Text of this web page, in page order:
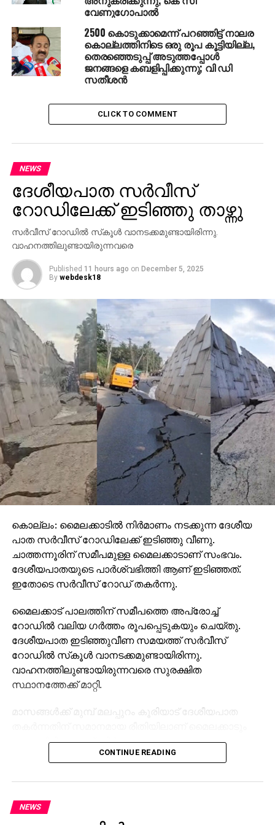
വേണുഗോപാൽ
2500 കൊടുക്കാമെന്ന് പറഞ്ഞിട്ട് നാലര
കൊല്ലത്തിനിടെ ഒരു രൂപ കൂട്ടിയില്ല,
തെരഞ്ഞെടുപ്പ് അടുത്തപ്പോള്‍
ജനങ്ങളെ കബളിപ്പിക്കുന്നു; വി ഡി
സതീശന്‍
CLICK TO COMMENT
NEWS
ദേശീയപാത സര്‍വീസ്
റോഡിലേക്ക് ഇടിഞ്ഞു താഴ്ന്നു
സര്‍വീസ് റോഡില്‍ സ്‌കൂള്‍ വാനടക്കമുണ്ടായിരിന്നു.
വാഹനത്തിലുണ്ടായിരുന്നവരെ
Published 11 hours ago on December 5, 2025
By webdesk18
കൊല്ലം: മൈലക്കാടില്‍ നിര്‍മാണം നടക്കുന്ന ദേശീയ
പാത സര്‍വീസ് റോഡിലേക്ക് ഇടിഞ്ഞു വീണു.
ചാത്തന്നൂരിന് സമീപമുള്ള മൈലക്കാടാണ് സംഭവം.
ദേശീയപാതയുടെ പാര്‍ശ്വഭിത്തി ആണ് ഇടിഞ്ഞത്.
ഇതോടെ സര്‍വീസ് റോഡ് തകര്‍ന്നു.
മൈലക്കാട് പാലത്തിന് സമീപത്തെ അപ്രോച്ച്
റോഡില്‍ വലിയ ഗര്‍ത്തം രൂപപ്പെടുകയും ചെയ്തു.
ദേശീയപാത ഇടിഞ്ഞുവീണ സമയത്ത് സര്‍വീസ്
റോഡില്‍ സ്‌കൂള്‍ വാനടക്കമുണ്ടായിരിന്നു.
വാഹനത്തിലുണ്ടായിരുന്നവരെ സുരക്ഷിത
സ്ഥാനത്തേക്ക് മാറ്റി.
മാസങ്ങള്‍ക്ക് മുമ്പ് മലപ്പുറം കൂരിയാട് ദേശീയപാത
ഉണ്ടായിരിക്കുന്നത്. നിര്‍മാണം നടക്കുന്ന
ദേശീയപാതയുടെ ഭാഗം താഴേക്ക് ഇടിയുകയായിരുന്നു.
തിരക്കേറിയ സമയത്താണ് അപകടമുണ്ടായത്.
നിര്‍മാണ പ്രവൃത്തികള്‍ ഏകദേശം
CONTINUE READING
NEWS